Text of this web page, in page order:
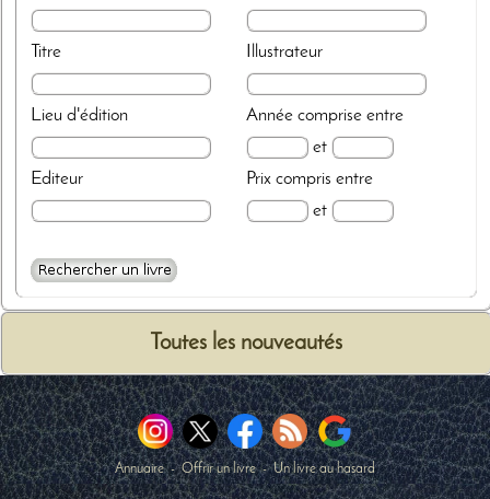
Titre
Lieu d'édition
Editeur
Illustrateur
Annéecomprise entre
et
Prixcompris entre
et
Toutes les nouveautés
Annuaire-Offrir un livre-Un livre au hasard